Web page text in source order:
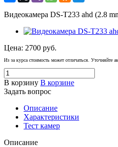
Видеокамера DS-T233 ahd (2.8
Цена: 2700 руб.
Из за курса стоимость может отличаться. Уточняйте
В корзину В корзине
Задать вопрос
Описание
Характеристики
Тест камер
Описание